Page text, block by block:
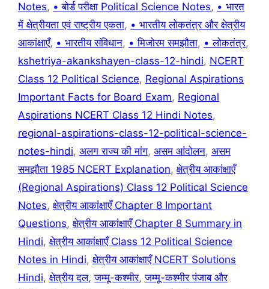
Notes, • बोर्ड परीक्षा Political Science Notes, • भारत
में क्षेत्रीयता एवं राष्ट्रीय एकता, • भारतीय लोकतंत्र और क्षेत्रीय
आकांक्षाएँ, • भारतीय संविधान, • मिजोरम समझौता, • लोकतंत्र,
kshetriya-akankshayen-class-12-hindi, NCERT
Class 12 Political Science, Regional Aspirations
Important Facts for Board Exam, Regional
Aspirations NCERT Class 12 Hindi Notes,
regional-aspirations-class-12-political-science-
notes-hindi, अलग राज्य की मांग, असम आंदोलन, असम
समझौता 1985 NCERT Explanation, क्षेत्रीय आकांक्षाएँ
(Regional Aspirations) Class 12 Political Science
Notes, क्षेत्रीय आकांक्षाएँ Chapter 8 Important
Questions, क्षेत्रीय आकांक्षाएँ Chapter 8 Summary in
Hindi, क्षेत्रीय आकांक्षाएँ Class 12 Political Science
Notes in Hindi, क्षेत्रीय आकांक्षाएँ NCERT Solutions
Hindi, क्षेत्रीय दल,जम्मू-कश्मीर,जम्मू-कश्मीर पंजाब और